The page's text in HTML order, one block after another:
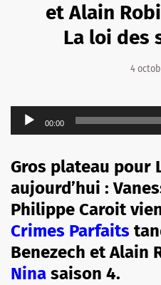
et Alain
La loi des
4
Lecteur
audio
00:00
Gros plateau pour
aujourd’hui :
Philippe Caroit
Crimes Parfaits
Benezech et Alain
Nina saison 4.